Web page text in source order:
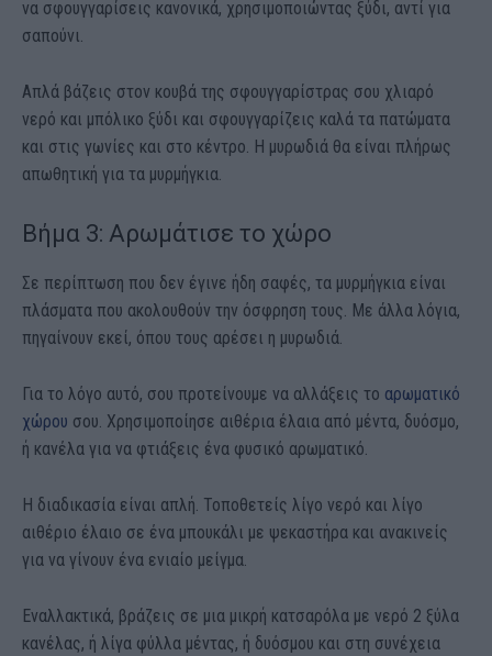
να σφουγγαρίσεις κανονικά, χρησιμοποιώντας ξύδι, αντί για
σαπούνι.
Απλά βάζεις στον κουβά της σφουγγαρίστρας σου χλιαρό
νερό και μπόλικο ξύδι και σφουγγαρίζεις καλά τα πατώματα
και στις γωνίες και στο κέντρο. Η μυρωδιά θα είναι πλήρως
απωθητική για τα μυρμήγκια.
Βήμα 3: Αρωμάτισε το χώρο
Σε περίπτωση που δεν έγινε ήδη σαφές, τα μυρμήγκια είναι
πλάσματα που ακολουθούν την όσφρηση τους. Με άλλα λόγια,
πηγαίνουν εκεί, όπου τους αρέσει η μυρωδιά.
Για το λόγο αυτό, σου προτείνουμε να αλλάξεις το αρωματικό
χώρου σου. Χρησιμοποίησε αιθέρια έλαια από μέντα, δυόσμο,
ή κανέλα για να φτιάξεις ένα φυσικό αρωματικό.
Η διαδικασία είναι απλή. Τοποθετείς λίγο νερό και λίγο
αιθέριο έλαιο σε ένα μπουκάλι με ψεκαστήρα και ανακινείς
για να γίνουν ένα ενιαίο μείγμα.
Εναλλακτικά, βράζεις σε μια μικρή κατσαρόλα με νερό 2 ξύλα
κανέλας, ή λίγα φύλλα μέντας, ή δυόσμου και στη συνέχεια